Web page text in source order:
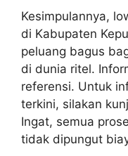
Kesimpulannya,
di Kabupaten
peluang bagus
di dunia ritel.
referensi. Untuk
terkini, silakan
Ingat, semua
tidak dipungut